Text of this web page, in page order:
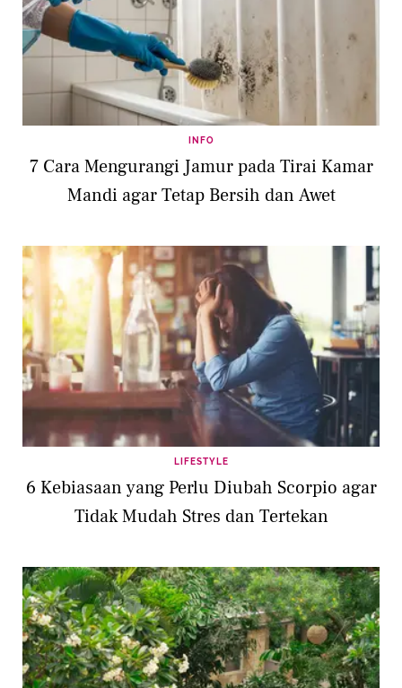
INFO
7 Cara Mengurangi Jamur pada Tirai Kamar
Mandi agar Tetap Bersih dan Awet
LIFESTYLE
6 Kebiasaan yang Perlu Diubah Scorpio agar
Tidak Mudah Stres dan Tertekan